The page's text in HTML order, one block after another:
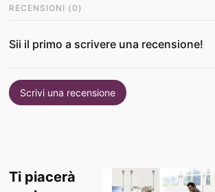
RECENSIONI (0 )
Sii il primo a scrivere una recensione!
Scrivi una recensione
Ti piacerà